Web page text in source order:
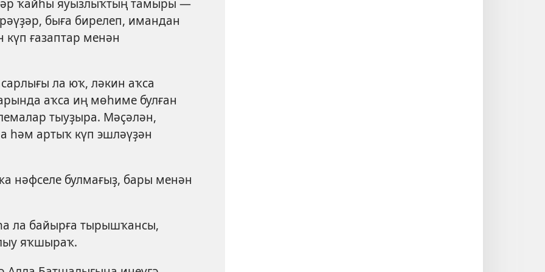
быға бирелеп, имандан
ғазаптар менән
ла юҡ, ләкин аҡса
аҡса иң мөһиме булған
тыуҙыра. Мәҫәлән,
һәм артыҡ күп эшләүҙән
нәфселе булмағыҙ, бары менән
ла байырға тырышҡансы,
яҡшыраҡ.